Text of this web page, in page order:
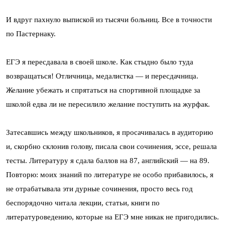
И вдруг пахнуло выпиской из тысячи больниц. Все в точности
по Пастернаку.
ЕГЭ я пересдавала в своей школе. Как стыдно было туда
возвращаться! Отличница, медалистка — и пересдачница.
Желание убежать и спрятаться на спортивной площадке за
школой едва ли не пересилило желание поступить на журфак.
Затесавшись между школьников, я просачивалась в аудиторию
и, скорбно склонив голову, писала свои сочинения, эссе, решала
тесты. Литературу я сдала баллов на 87, английский — на 89.
Повторю: моих знаний по литературе не особо прибавилось, я
не отрабатывала эти дурные сочинения, просто весь год
беспорядочно читала лекции, статьи, книги по
литературоведению, которые на ЕГЭ мне никак не пригодились.